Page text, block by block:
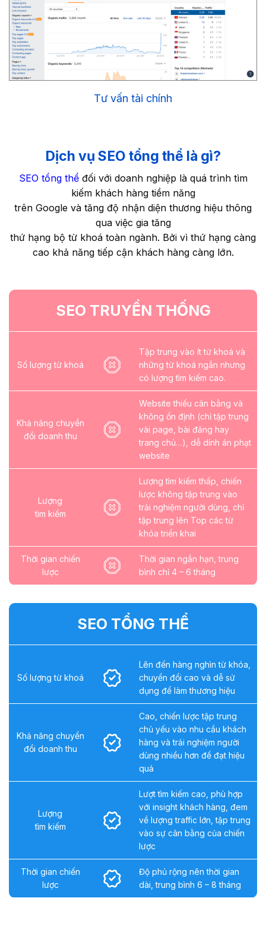
Tư vấn tài chính
Dịch vụ SEO tổng thể là gì?
SEO tổng thểđối với doanh nghiệp là quá trình tìm
kiếm khách hàng tiềm năng
trên Google và tăng độ nhận diện thương hiệu thông
qua việc gia tăng
thứ hạng bộ từ khoá toàn ngành. Bởi vì thứ hạng càng
cao khả năng tiếp cận khách hàng càng lớn.
SEO TRUYỀN THỐNG
Số lượng từ khoá
Tập trung vào ít từ khoá và
những từ khoá ngắn nhưng
có lượng tìm kiếm cao.
Khả năng chuyển
đổi doanh thu
Website thiếu cân bằng và
không ổn định (chỉ tập trung
vài page, bài đăng hay
trang chủ…), dễ dính án phạt
website
Lượng
tìm kiếm
Lượng tìm kiếm thấp, chiến
lược không tập trung vào
trải nghiệm người dùng, chỉ
tập trung lên Top các từ
khóa triển khai
Thời gian chiến
lược
Thời gian ngắn hạn, trung
bình chỉ 4 – 6 tháng
SEO TỔNG THỂ
Số lượng từ khoá
Lên đến hàng nghìn từ khóa,
chuyển đổi cao và dễ sử
dụng để làm thương hiệu
Khả năng chuyển
đổi doanh thu
Cao, chiến lược tập trung
chủ yếu vào nhu cầu khách
hàng và trải nghiệm người
dùng nhiều hơn để đạt hiệu
quả
Lượng
tìm kiếm
Lượt tìm kiếm cao, phù hợp
với insight khách hàng, đem
về lượng traffic lớn, tập trung
vào sự cân bằng của chiến
lược
Thời gian chiến
lược
Độ phủ rộng nên thời gian
dài, trung bình 6 – 8 tháng